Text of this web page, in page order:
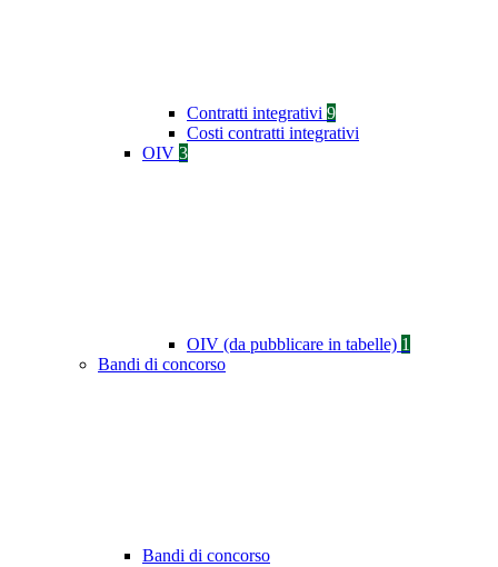
Contratti integrativi 9
Costi contratti integrativi
OIV 3
OIV (da pubblicare in tabelle) 1
Bandi di concorso
Bandi di concorso